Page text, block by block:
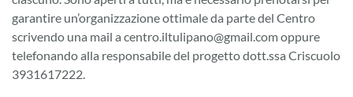
garantire un’organizzazione ottimale da parte del Centro
scrivendo una mail a centro.iltulipano@gmail.com oppure
telefonando alla responsabile del progetto dott.ssa Criscuolo
3931617222.